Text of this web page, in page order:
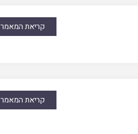
קריאת המאמר
קריאת המאמר